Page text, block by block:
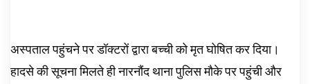
अस्पताल पहुंचने पर डॉक्टरों द्वारा बच्ची को मृत घोषित कर दिया।
‌हादसे की सूचना मिलते ही नारनौंद थाना पुलिस मौके पर पहुंची और